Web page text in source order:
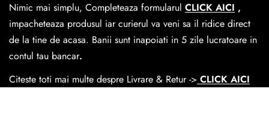
Easybox-ul Emag.
Cosul de livrareeste 15 lei pentru o comanda mai mica de
390 lei si Gratuit pentru o comanda de peste 390 lei.
Nimic mai simplu, Completeaza formularul CLICK AICI ,
impacheteaza produsul iar curierul va veni sa il ridice direct
de la tine de acasa. Banii sunt inapoiati in 5 zile lucratoare in
contul tau bancar.
Citeste toti mai multe despre Livrare & Retur -> CLICK AICI